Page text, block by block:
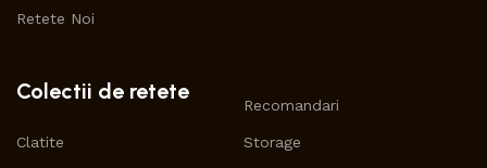
Retete Noi
Colectii de retete
Clatite
Recomandari
Storage